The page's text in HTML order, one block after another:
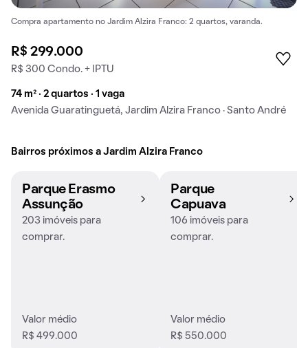
Compra apartamento no Jardim Alzira Franco: 2 quartos, varanda.
R$ 299.000
R$ 300 Condo. + IPTU
74 m² · 2 quartos · 1 vaga
Avenida Guaratinguetá, Jardim Alzira Franco · Santo André
Bairros próximos a Jardim Alzira Franco
Parque Erasmo
Assunção
203 imóveis para
comprar.
Valor médio
R$ 499.000
Parque
Capuava
106 imóveis para
comprar.
Valor médio
R$ 550.000